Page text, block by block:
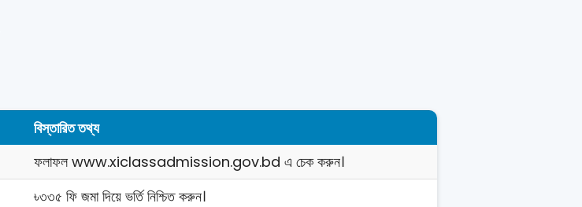
বিস্তারিত তথ্য
ফলাফল www.xiclassadmission.gov.bd এ চেক করুন।
৳৩৩৫ ফি জমা দিয়ে ভর্তি নিশ্চিত করুন।